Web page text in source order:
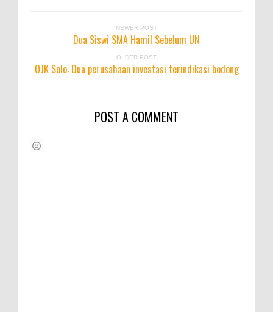
NEWER POST
Dua Siswi SMA Hamil Sebelum UN
OLDER POST
OJK Solo: Dua perusahaan investasi terindikasi bodong
POST A COMMENT